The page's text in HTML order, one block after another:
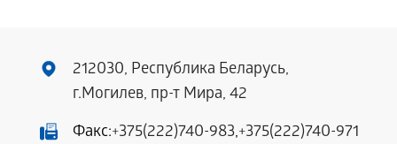
212030, Республика Беларусь,
г.Могилев, пр-т Мира, 42
Факс:+375(222)740-983,+375(222)740-971